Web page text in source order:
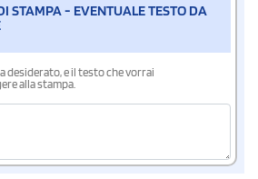
STAMPA - EVENTUALE TESTO DA
desiderato, e il testo che vorrai
alla stampa.